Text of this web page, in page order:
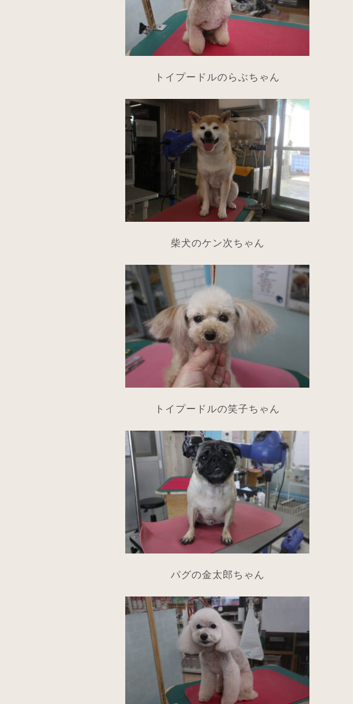
トイプードルのらぶちゃん
柴犬のケン次ちゃん
トイプードルの笑子ちゃん
パグの金太郎ちゃん